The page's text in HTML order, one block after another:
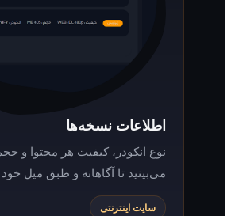
اطلاعات نسخه‌ها
نوع انکودر، کیفیت هر محتوا و حجم فایل آن را
می‌بینید تا آگاهانه و طبق میل خود دانلود کنید.
سایت اینترنتی